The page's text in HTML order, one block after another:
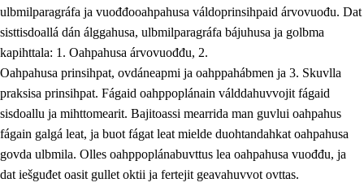
ulbmilparagráfa ja vuođđooahpahusa váldoprinsihpaid árvovuođu. Dat
sisttisdoallá dán álggahusa, ulbmilparagráfa bájuhusa ja golbma
kapihttala: 1. Oahpahusa árvovuođđu, 2.
Oahpahusa prinsihpat, ovdáneapmi ja oahppahábmen ja 3. Skuvlla
praksisa prinsihpat. Fágaid oahppoplánain válddahuvvojit fágaid
sisdoallu ja mihttomearit. Bajitoassi mearrida man guvlui oahpahus
fágain galgá leat, ja buot fágat leat mielde duohtandahkat oahpahusa
govda ulbmila. Olles oahppoplánabuvttus lea oahpahusa vuođđu, ja
dat iešguđet oasit gullet oktii ja fertejit geavahuvvot ovttas.